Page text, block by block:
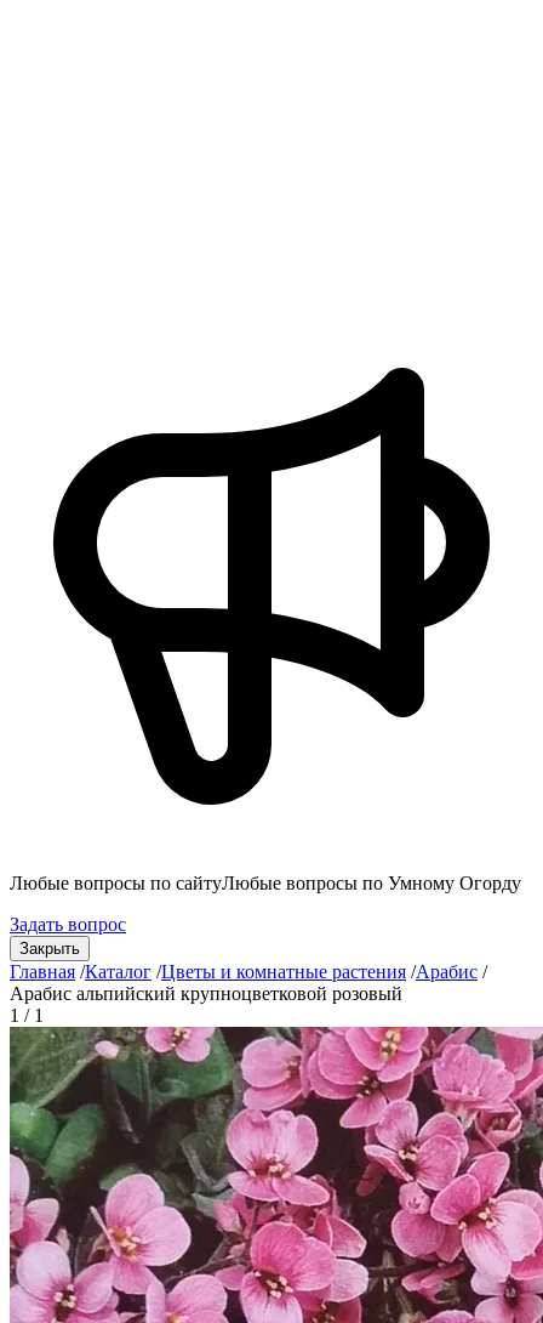
Любые вопросы по сайтуЛюбые вопросы по Умному Огорду
Задать вопрос
Закрыть
Главная /Каталог /Цветы и комнатные растения /Арабис /
Арабис альпийский крупноцветковой розовый
1 / 1